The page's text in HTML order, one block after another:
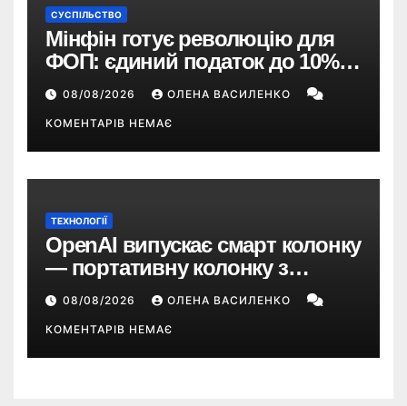
СУСПІЛЬСТВО
Мінфін готує революцію для
ФОП: єдиний податок до 10%,
ПДВ з 2028 року та перегляд 2-ї
групи
08/08/2026 ОЛЕНА ВАСИЛЕНКО
КОМЕНТАРІВ НЕМАЄ
ТЕХНОЛОГІЇ
OpenAI випускає смарт колонку
— портативну колонку з
ChatGPT, камерою та цінником
понад $300
08/08/2026 ОЛЕНА ВАСИЛЕНКО
КОМЕНТАРІВ НЕМАЄ